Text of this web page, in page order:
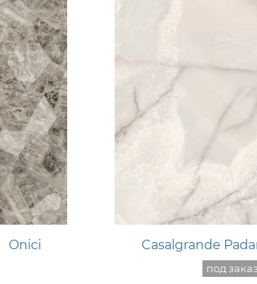
Onici Casalgrande